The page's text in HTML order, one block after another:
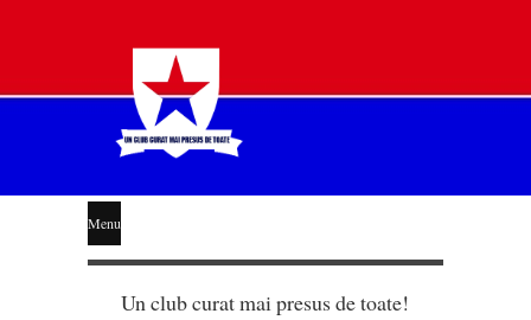
STEAUA
LIBERĂ
Menu
Un club curat mai presus de toate!